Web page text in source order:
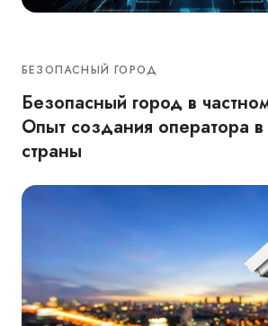
БЕЗОПАСНЫЙ ГОРОД
Безопасный город в
Опыт создания оператора
страны